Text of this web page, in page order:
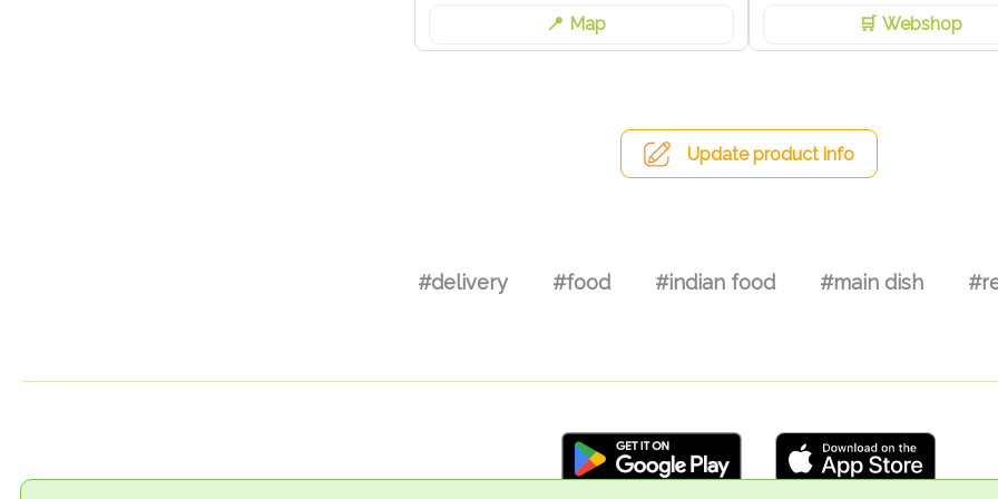
Map
Webshop
Update product info
#delivery #food #indian food #main dish